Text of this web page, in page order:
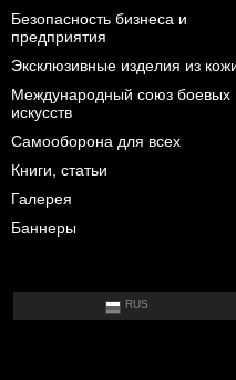
Безопасность бизнеса и
предприятия
Эксклюзивные изделия из
Международный союз боевых
искусств
Самооборона для всех
Книги, статьи
Галерея
Баннеры
RUS